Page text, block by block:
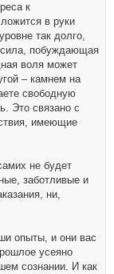
к
в руки
так долго,
сила, побуждающая
воля может
– камнем на
свободную
Это связано с
имеющие
не будет
заботливые и
ни,
опыты, и они вас
усеяно
сознании. И как